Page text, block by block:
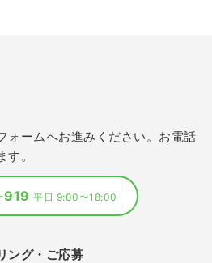
ォームへお進みください。お電話
。
919平日 9:00〜18:00
ング・ご応募